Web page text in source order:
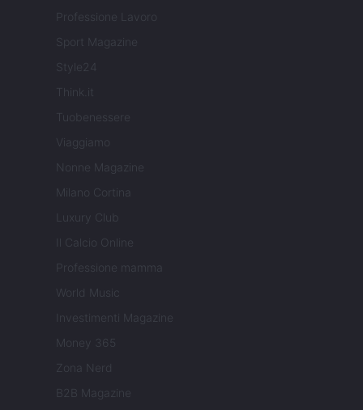
Professione Lavoro
Sport Magazine
Style24
Think.it
Tuobenessere
Viaggiamo
Nonne Magazine
Milano Cortina
Luxury Club
Il Calcio Online
Professione mamma
World Music
Investimenti Magazine
Money 365
Zona Nerd
B2B Magazine